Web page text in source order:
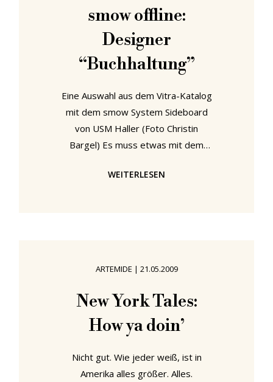
Vitra oder der Castore Lampe von
Huub Ubbens und Michele De Lucchi
für Artemide, zeigt die Ausstellung
auch
smow offline:
Designer
“Buchhaltung”
Eine Auswahl aus dem Vitra-Katalog
mit dem smow System Sideboard
von USM Haller (Foto Christin
Bargel) Es muss etwas mit dem
unsere Zeitungen und Zeitschriften
Books for Industrial Designers".
Ganz offensichtlich bereitet sich die
Design-Welt auf einen langen,
heißen Sommer vor, den wir lesend
WEITERLESEN
ARTEMIDE | 21.05.2009
New York Tales:
How ya doin’
Nicht gut. Wie jeder weiß, ist in
Amerika alles größer. Alles.